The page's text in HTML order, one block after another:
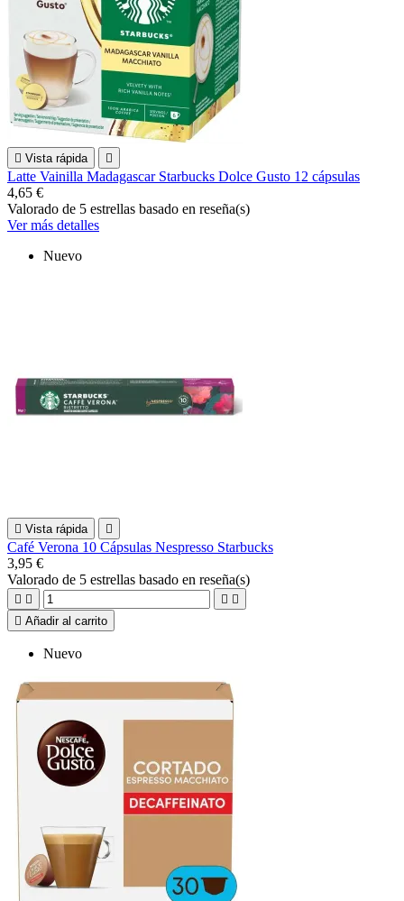
 Vista rápida 
Latte Vainilla Madagascar Starbucks Dolce Gusto 12 cápsulas
4,65 €
Valorado de 5 estrellas basado en reseña(s)
Ver más detalles
Nuevo
 Vista rápida 
Café Verona 10 Cápsulas Nespresso Starbucks
3,95 €
Valorado de 5 estrellas basado en reseña(s)
   
 Añadir al carrito
Nuevo